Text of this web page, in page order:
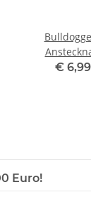
Anstecker
€ 6,99
Euro!